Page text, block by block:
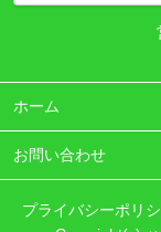
ホーム
お問い合わせ
プライバシーポリ